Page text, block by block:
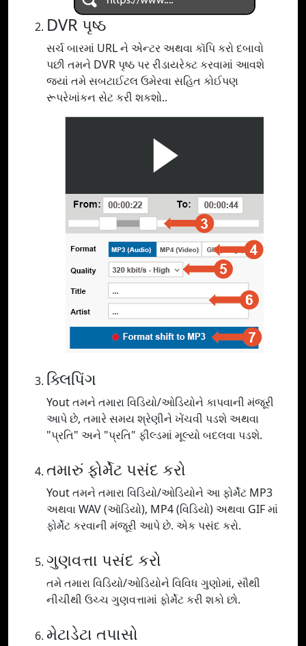
DVR પૃષ્ઠ
સર્ચ બારમાં URL ને એન્ટર અથવા કૉપિ કરો દબાવો
પછી તમને DVR પૃષ્ઠ પર રીડાયરેક્ટ કરવામાં આવશે
જ્યાં તમે સબટાઈટલ ઉમેરવા સહિત કોઈપણ
રૂપરેખાંકન સેટ કરી શકશો..
ક્લિપિંગ
Yout તમને તમારા વિડિયો/ઓડિયોને કાપવાની મંજૂરી
આપે છે, તમારે સમય શ્રેણીને ખેંચવી પડશે અથવા
"પ્રતિ" અને "પ્રતિ" ફીલ્ડમાં મૂલ્યો બદલવા પડશે.
તમારું ફોર્મેટ પસંદ કરો
Yout તમને તમારા વિડિયો/ઓડિયોને આ ફોર્મેટ MP3
અથવા WAV (ઑડિયો), MP4 (વિડિયો) અથવા GIF માં
ફોર્મેટ કરવાની મંજૂરી આપે છે. એક પસંદ કરો.
ગુણવત્તા પસંદ કરો
તમે તમારા વિડિયો/ઓડિયોને વિવિધ ગુણોમાં, સૌથી
નીચીથી ઉચ્ચ ગુણવત્તામાં ફોર્મેટ કરી શકો છો.
મેટાડેટા તપાસો